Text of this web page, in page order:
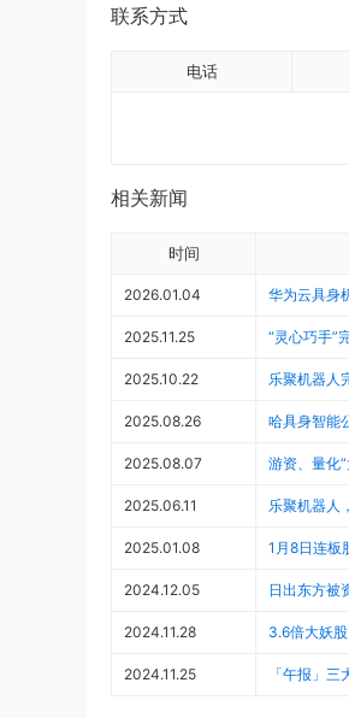
联系方式
电话
相关新闻
时间
2026.01.04 华为云具身
2025.11.25 “灵心巧手”
2025.10.22 乐聚机器人
2025.08.26 哈具身智能
2025.08.07 游资、量化
2025.06.11 乐聚机器人
2025.01.08 1月8日连板
2024.12.05 日出东方被
2024.11.28 3.6倍大妖
2024.11.25 「午报」